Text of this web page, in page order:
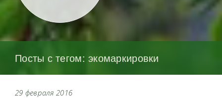
Посты с тегом: экомаркировки
29 февраля 2016